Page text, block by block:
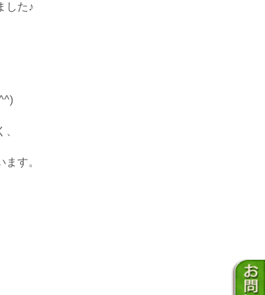
した♪
す。